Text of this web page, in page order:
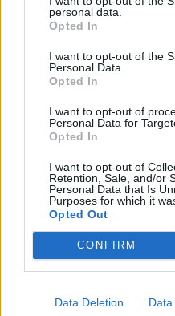
personal data.
Opted In
I want to opt-out of the
Personal Data.
Opted In
I want to opt-out of
Personal Data for
Opted In
I want to opt-out of
Retention, Sale, and/or
Personal Data that Is
Purposes for which it
Opted Out
CONFIRM
Data Deletion Data
2026. AUGUSZTUS
Több száz
verhetett
belépőkkel
pénteken